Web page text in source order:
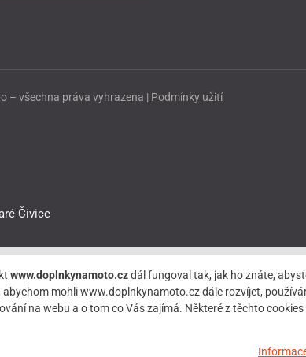
– všechna práva vyhrazena | Podmínky užití
Čivice
www.doplnkynamoto.czdál fungoval tak, jak ho znáte,
abychom mohli www.doplnkynamoto.cz dále rozvíjet,
na webu a o tom co Vás zajímá. Některé z těchto